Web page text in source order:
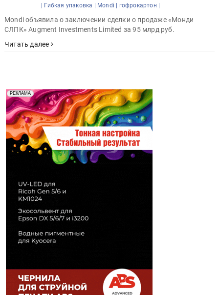
| Гибкая упаковка | Mondi | гофрокартон |
Mondi объявила о заключении сделки о продаже «Монди
СЛПК» Augment Investments Limited за 95 млрд руб.
Читать далее
РЕКЛАМА
Реклама. Рекламодатель ООО "Передовые Системы
Печати" erid: 2SDnjd2d4Qz